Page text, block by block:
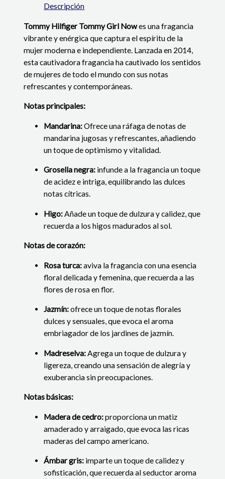
Descripción
Tommy Hilfiger Tommy Girl Nowes una fragancia
vibrante y enérgica que captura el espíritu de la
mujer moderna e independiente. Lanzada en 2014,
esta cautivadora fragancia ha cautivado los sentidos
de mujeres de todo el mundo con sus notas
refrescantes y contemporáneas.
Notas principales:
Mandarina:Ofrece una ráfaga de notas de
mandarina jugosas y refrescantes, añadiendo
un toque de optimismo y vitalidad.
Grosella negra: infunde a la fragancia un toque
de acidez e intriga, equilibrando las dulces
notas cítricas.
Higo:Añade un toque de dulzura y calidez, que
recuerda a los higos madurados al sol.
Notas de corazón:
Rosa turca:aviva la fragancia con una esencia
floral delicada y femenina, que recuerda a las
flores de rosa en flor.
Jazmín:ofrece un toque de notas florales
dulces y sensuales, que evoca el aroma
embriagador de los jardines de jazmín.
Madreselva:Agrega un toque de dulzura y
ligereza, creando una sensación de alegría y
exuberancia sin preocupaciones.
Notas básicas:
Madera de cedro:proporciona un matiz
amaderado y arraigado, que evoca las ricas
maderas del campo americano.
Ámbar gris: imparte un toque de calidez y
sofisticación, que recuerda al seductor aroma